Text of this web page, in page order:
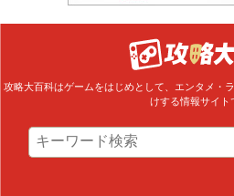
攻略大百科はゲームをはじめとして、エンタメ・
けする情報サイト